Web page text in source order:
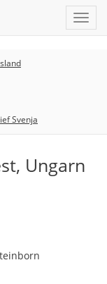
Svenja
Ungarn